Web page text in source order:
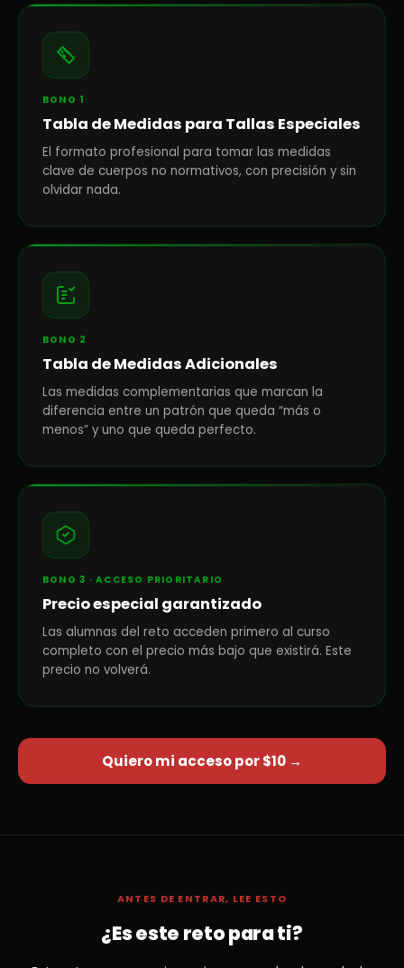
BONO 1
Tabla de Medidas para Tallas Especiales
El formato profesional para tomar las medidas
clave de cuerpos no normativos, con precisión y sin
olvidar nada.
BONO 2
Tabla de Medidas Adicionales
Las medidas complementarias que marcan la
diferencia entre un patrón que queda “más o
menos” y uno que queda perfecto.
BONO 3 · ACCESO PRIORITARIO
Precio especial garantizado
Las alumnas del reto acceden primero al curso
completo con el precio más bajo que existirá. Este
precio no volverá.
Quiero mi acceso por $10 →
ANTES DE ENTRAR, LEE ESTO
¿Es este reto para ti?